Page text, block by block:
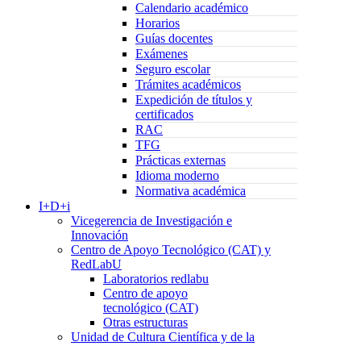
Calendario académico
Horarios
Guías docentes
Exámenes
Seguro escolar
Trámites académicos
Expedición de títulos y
certificados
RAC
TFG
Prácticas externas
Idioma moderno
Normativa académica
I+D+i
Vicegerencia de Investigación e
Innovación
Centro de Apoyo Tecnológico (CAT) y
RedLabU
Laboratorios redlabu
Centro de apoyo
tecnológico (CAT)
Otras estructuras
Unidad de Cultura Científica y de la